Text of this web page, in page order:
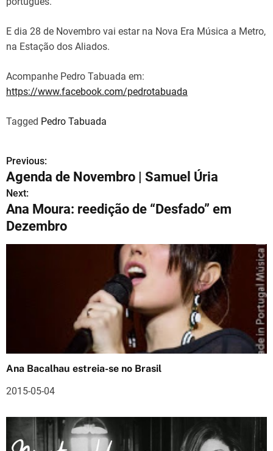
E dia 28 de Novembro vai estar na Nova Era Música a Metro,
na Estação dos Aliados.
Acompanhe Pedro Tabuada em:
https://www.facebook.com/pedrotabuada
Tagged Pedro Tabuada
N
a
v
e
d
e
a
Previous:
Agenda de Novembro | Samuel Úria
Next:
Ana Moura: reedição de “Desfado” em
Dezembro
Ana Bacalhau estreia-se no Brasil
2015-05-04